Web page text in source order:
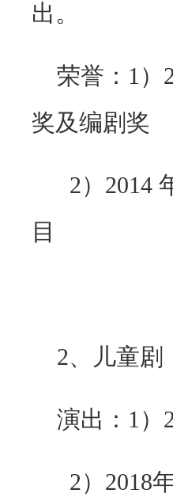
出。
荣誉： 1 ）
奖及编剧奖
2） 2014
目
2、儿童剧
演出： 1 ）
2） 2018